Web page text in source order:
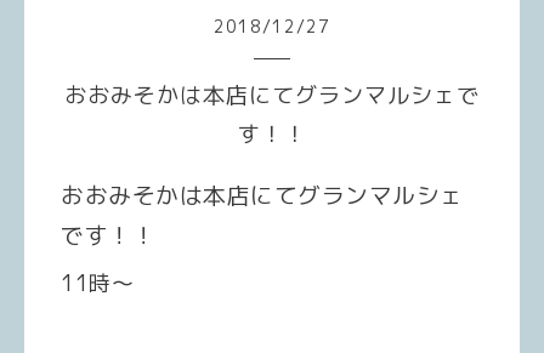
2018/12 /27
おおみそかは本店にてグランマルシェで
す！！
おおみそかは本店にてグランマルシェ
です！！
11時〜